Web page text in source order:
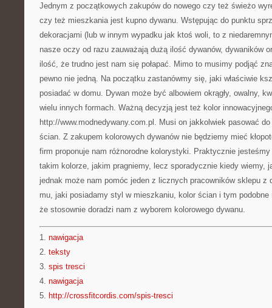
Jednym z początkowych zakupów do nowego czy też świeżo
czy też mieszkania jest kupno dywanu. Wstępując do punktu
dekoracjami (lub w innym wypadku jak ktoś woli, to z
nasze oczy od razu zauważają dużą ilość dywanów, dywaników
ilość, że trudno jest nam się połapać. Mimo to musimy podjąć
pewno nie jedną. Na początku zastanówmy się, jaki właściwie
posiadać w domu. Dywan może być albowiem okrągły, owalny,
wielu innych formach. Ważną decyzją jest też kolor
http://www.modnedywany.com.pl. Musi on jakkolwiek pasować
ścian. Z zakupem kolorowych dywanów nie będziemy mieć
firm proponuje nam różnorodne kolorystyki. Praktycznie
takim kolorze, jakim pragniemy, lecz sporadycznie kiedy wiemy,
jednak może nam pomóc jeden z licznych pracowników sklepu z
mu, jaki posiadamy styl w mieszkaniu, kolor ścian i tym
że stosownie doradzi nam z wyborem kolorowego dywanu.
1. nawigacja
2. teksty
3. spis tresci
4. nawigacja
5. http://crossfitcordis.com/spis-tresci